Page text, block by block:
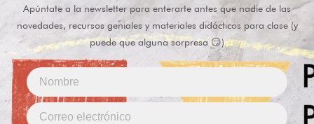
Apúntate a la newsletter para enterarte antes que nadie de las
novedades, recursos geniales y materiales didácticos para clase (y
puede que alguna sorpresa 😏)